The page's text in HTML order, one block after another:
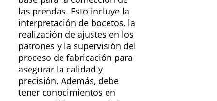
las prendas. Esto incluye la
interpretación de bocetos, la
realización de ajustes en los
patrones y la supervisión del
proceso de fabricación para
asegurar la calidad y
precisión. Además, debe
tener conocimientos en